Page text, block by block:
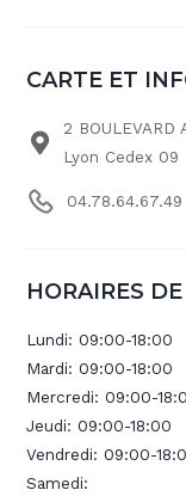
CARTE ET
2 BOULEVARD
Lyon Cedex 09
04.78.64.67.49
HORAIRES
Lundi:09:00-18:00
Mardi:09:00-18:00
Mercredi:09:00-
Jeudi:09:00-18:00
Vendredi:09:00-
Samedi: